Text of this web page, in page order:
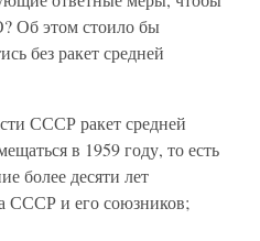
Об этом стоило бы
без ракет средней
СССР ракет средней
в 1959 году, то есть
более десяти лет
СССР и его союзников;